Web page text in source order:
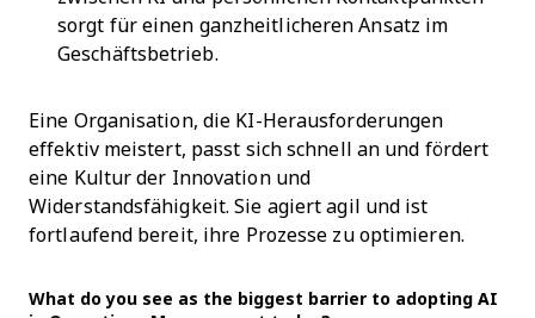
sorgt für einen ganzheitlicheren Ansatz im
Geschäftsbetrieb.
Eine Organisation, die KI-Herausforderungen
effektiv meistert, passt sich schnell an und fördert
eine Kultur der Innovation und
Widerstandsfähigkeit. Sie agiert agil und ist
fortlaufend bereit, ihre Prozesse zu optimieren.
What do you see as the biggest barrier to adopting AI